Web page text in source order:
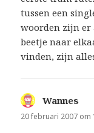
tussen een
woorden zijn er
beetje naar
vinden, zijn
Wannes
20 februari 2007 om